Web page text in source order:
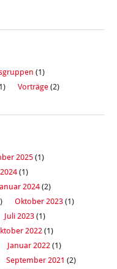
(1)
Vorträge (2)
2025 (1)
(1)
2024 (2)
Oktober 2023 (1)
Juli 2023 (1)
2022 (1)
Januar 2022 (1)
September 2021 (2)